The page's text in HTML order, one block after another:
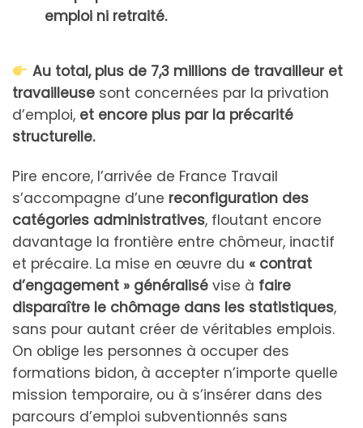
emploi ni retraité.
Au total, plus de 7,3 millions de travailleur et
travailleuse sont concernées par la privation
d’emploi, et encore plus par la précarité
structurelle.
Pire encore, l’arrivée de France Travail
s’accompagne d’une reconfiguration des
catégories administratives, floutant encore
davantage la frontière entre chômeur, inactif
et précaire. La mise en œuvre du « contrat
d’engagement » généralisé vise à faire
disparaître le chômage dans les statistiques,
sans pour autant créer de véritables emplois.
On oblige les personnes à occuper des
formations bidon, à accepter n’importe quelle
mission temporaire, ou à s’insérer dans des
parcours d’emploi subventionnés sans